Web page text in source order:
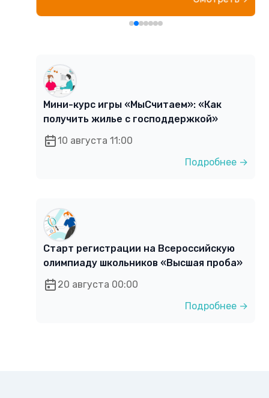
Мини-курс игры «МыСчитаем»: «Как
получить жилье с господдержкой»
10 августа 11:00
Подробнее →
Старт регистрации на Всероссийскую
олимпиаду школьников «Высшая проба»
20 августа 00:00
Подробнее →